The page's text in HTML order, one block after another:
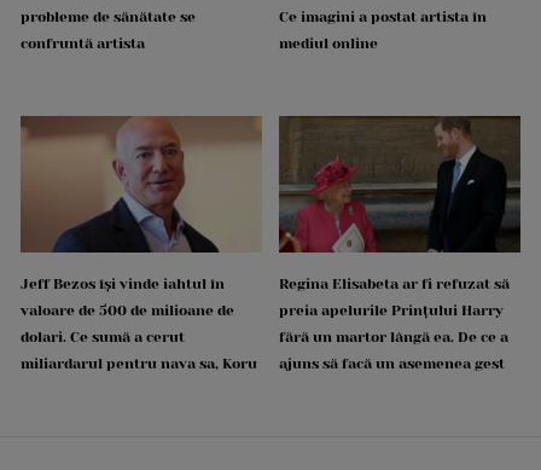
probleme de sănătate se
confruntă artista
Ce imagini a postat artista în
mediul online
Jeff Bezos își vinde iahtul în
valoare de 500 de milioane de
dolari. Ce sumă a cerut
miliardarul pentru nava sa, Koru
Regina Elisabeta ar fi refuzat să
preia apelurile Prințului Harry
fără un martor lângă ea. De ce a
ajuns să facă un asemenea gest